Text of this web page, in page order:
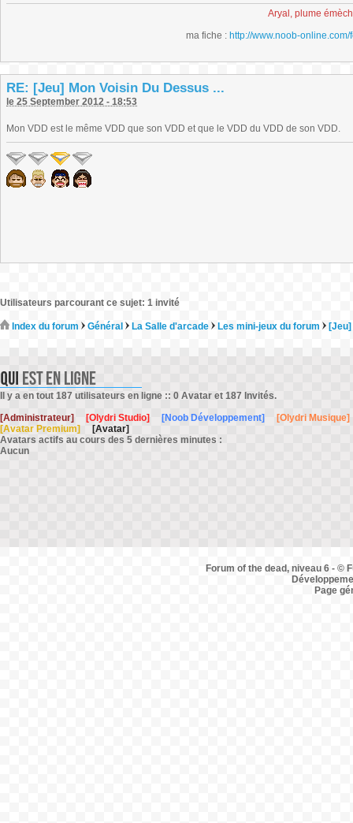
Aryal, plume
ma fiche : http://www.noob-
RE: [Jeu] Mon Voisin Du Dessus ...
le 25 September 2012 - 18:53
Mon VDD est le même VDD que son VDD et que le VDD du VDD de son VDD.
Utilisateurs parcourant ce sujet: 1 invité
Index du forum Général La Salle d'arcade Les mini-jeux du forum
Il y a en tout 187 utilisateurs en ligne :: 0 Avatar et 187 Invités.
[Administrateur]
[Olydri Studio] [Noob Développement]
[Olydri Musique]
[Avatar Premium]
[Avatar]
Avatars actifs au cours des 5 dernières minutes :
Aucun
Forum of the dead, niveau 6 - ©
Page